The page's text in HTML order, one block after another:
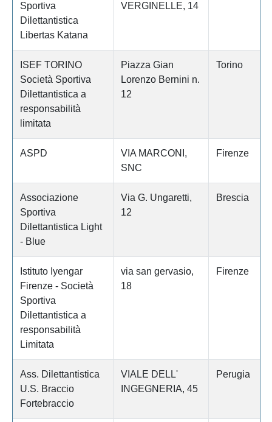
Sportiva
Dilettantistica
Libertas Katana
VERGINELLE, 14
ISEF TORINO
Società Sportiva
Dilettantistica a
responsabilità
limitata
Piazza Gian
Lorenzo Bernini n.
12
Torino
ASPD
VIA MARCONI,
SNC
Firenze
Associazione
Sportiva
Dilettantistica Light
- Blue
Via G. Ungaretti,
12
Brescia
Istituto Iyengar
Firenze - Società
Sportiva
Dilettantistica a
responsabilità
Limitata
via san gervasio,
18
Firenze
Ass. Dilettantistica
U.S. Braccio
Fortebraccio
VIALE DELL'
INGEGNERIA, 45
Perugia